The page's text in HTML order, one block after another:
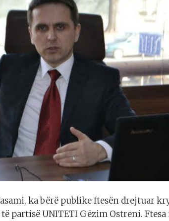
ka bërë publike ftesën drejtuar
partisë UNITETI Gëzim Ostreni. Ftesa